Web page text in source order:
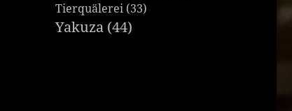
Tierquälerei (33)
Yakuza (44)